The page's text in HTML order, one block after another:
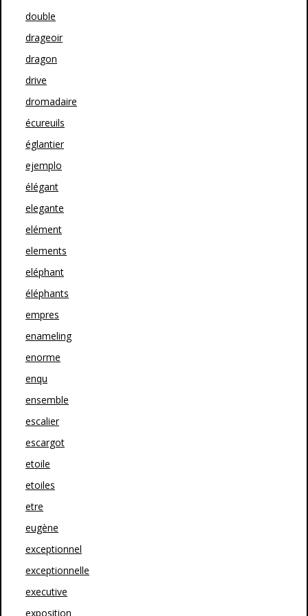
double
drageoir
dragon
drive
dromadaire
écureuils
églantier
ejemplo
élégant
elegante
elément
elements
eléphant
éléphants
empres
enameling
enorme
enqu
ensemble
escalier
escargot
etoile
etoiles
etre
eugène
exceptionnel
exceptionnelle
executive
exposition